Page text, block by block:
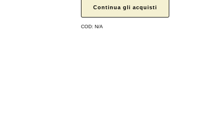
Continua gli acquisti
COD: N/A